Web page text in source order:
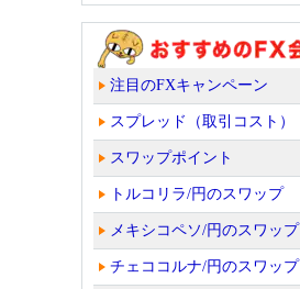
注目のFXキャンペーン
スプレッド（取引コスト）
スワップポイント
トルコリラ/円のスワップ
メキシコペソ/円のスワップ
チェココルナ/円のスワップ